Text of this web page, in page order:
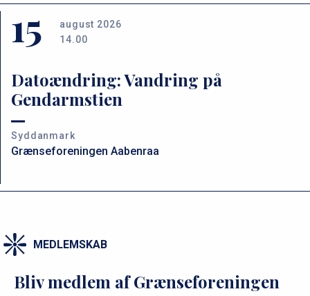
15
august 2026
14.00
Datoændring: Vandring på
Gendarmstien
Syddanmark
Grænseforeningen Aabenraa
MEDLEMSKAB
Bliv medlem af Grænseforeningen